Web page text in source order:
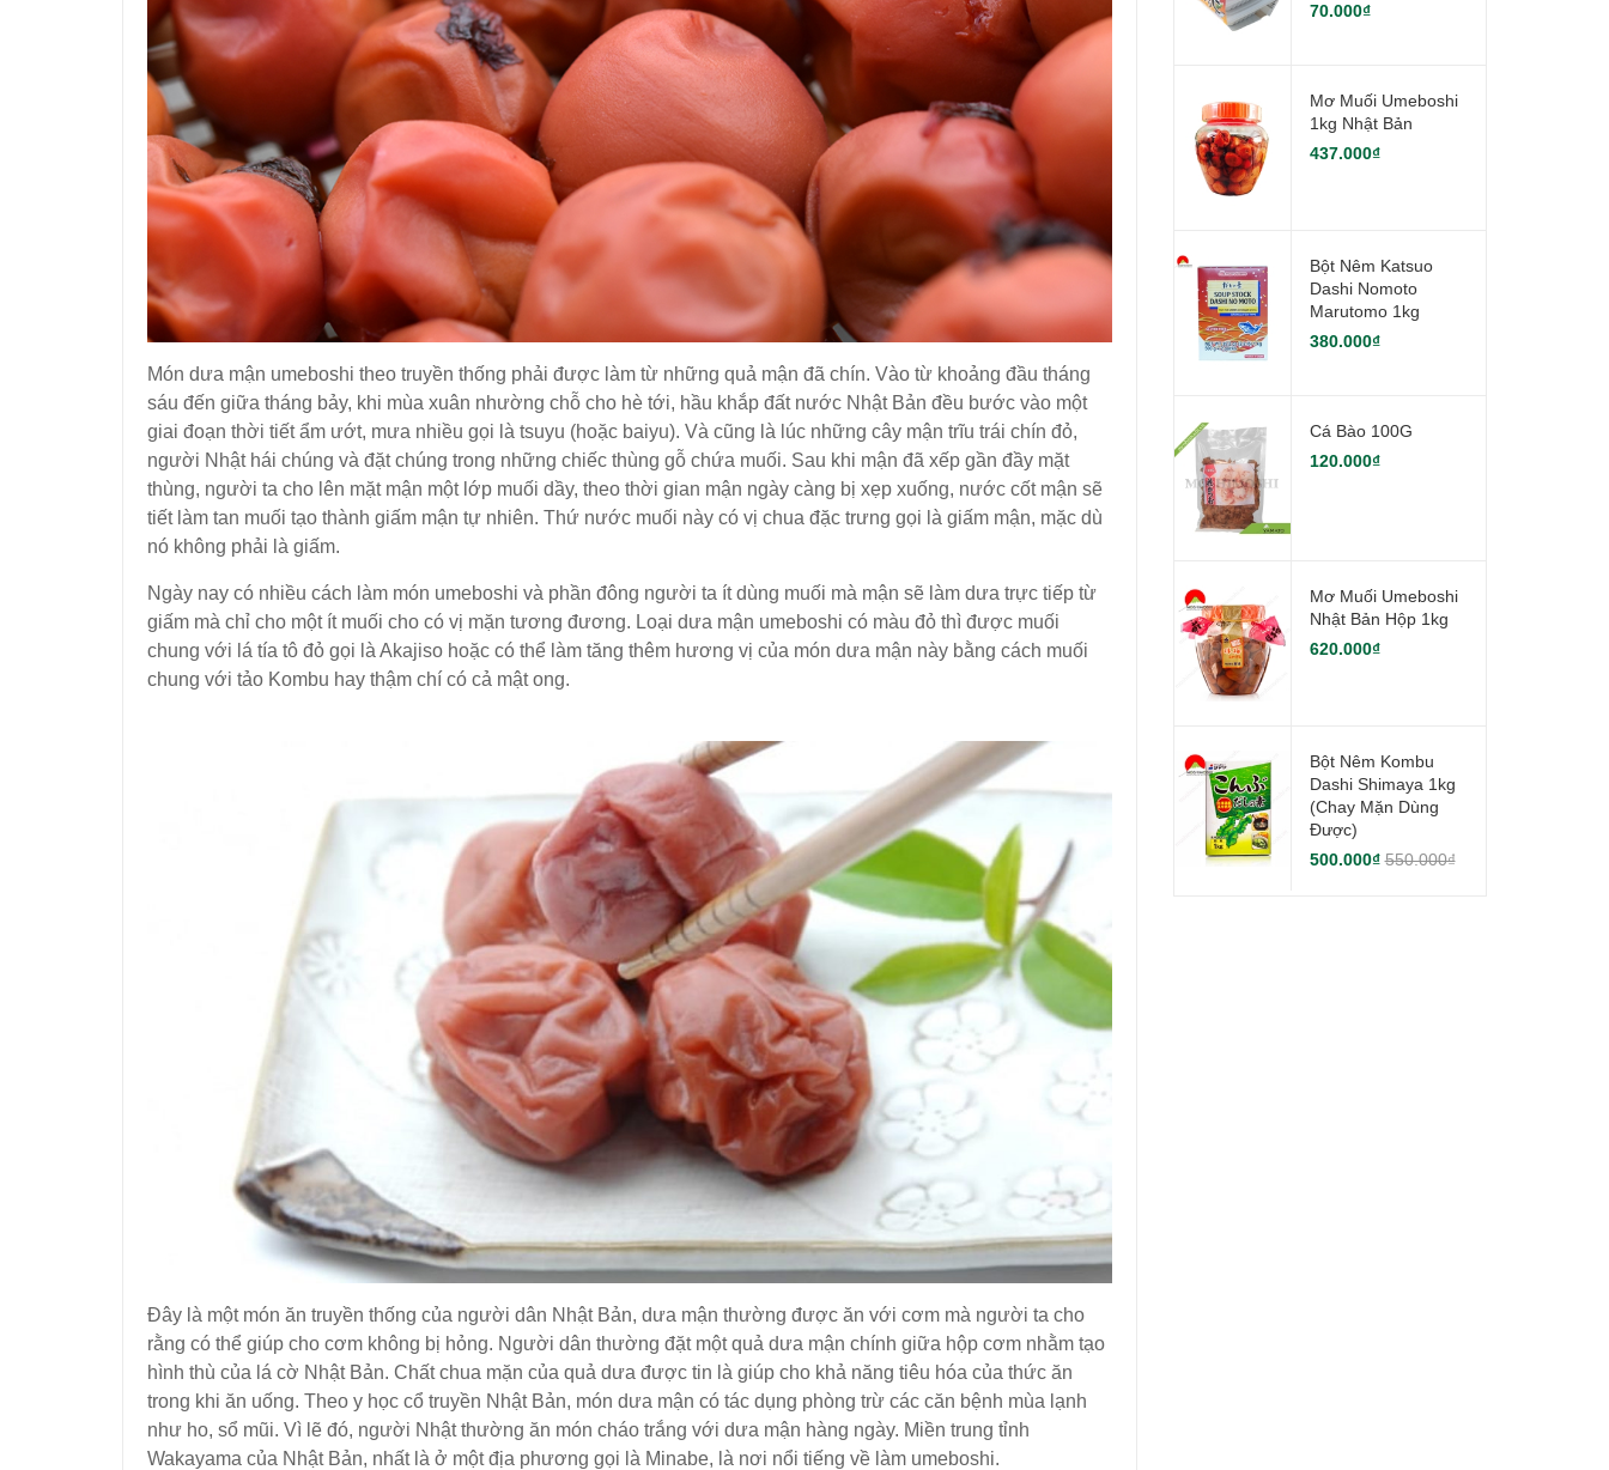
Món dưa mận umeboshi theo truyền thống phải được làm từ những quả mận đã chín. Vào từ khoảng đầu tháng
sáu đến giữa tháng bảy, khi mùa xuân nhường chỗ cho hè tới, hầu khắp đất nước Nhật Bản đều bước vào một
giai đoạn thời tiết ẩm ướt, mưa nhiều gọi là tsuyu (hoặc baiyu). Và cũng là lúc những cây mận trĩu trái chín đỏ,
người Nhật hái chúng và đặt chúng trong những chiếc thùng gỗ chứa muối. Sau khi mận đã xếp gần đầy mặt
thùng, người ta cho lên mặt mận một lớp muối dầy, theo thời gian mận ngày càng bị xẹp xuống, nước cốt mận sẽ
tiết làm tan muối tạo thành giấm mận tự nhiên. Thứ nước muối này có vị chua đặc trưng gọi là giấm mận, mặc dù
nó không phải là giấm.
Ngày nay có nhiều cách làm món umeboshi và phần đông người ta ít dùng muối mà mận sẽ làm dưa trực tiếp từ
giấm mà chỉ cho một ít muối cho có vị mặn tương đương. Loại dưa mận umeboshi có màu đỏ thì được muối
chung với lá tía tô đỏ gọi là Akajiso hoặc có thể làm tăng thêm hương vị của món dưa mận này bằng cách muối
chung với tảo Kombu hay thậm chí có cả mật ong.
Đây là một món ăn truyền thống của người dân Nhật Bản, dưa mận thường được ăn với cơm mà người ta cho
rằng có thể giúp cho cơm không bị hỏng. Người dân thường đặt một quả dưa mận chính giữa hộp cơm nhằm tạo
hình thù của lá cờ Nhật Bản. Chất chua mặn của quả dưa được tin là giúp cho khả năng tiêu hóa của thức ăn
trong khi ăn uống. Theo y học cổ truyền Nhật Bản, món dưa mận có tác dụng phòng trừ các căn bệnh mùa lạnh
như ho, sổ mũi. Vì lẽ đó, người Nhật thường ăn món cháo trắng với dưa mận hàng ngày. Miền trung tỉnh
Wakayama của Nhật Bản, nhất là ở một địa phương gọi là Minabe, là nơi nổi tiếng về làm umeboshi.
70.000₫
Mơ Muối Umeboshi
1kg Nhật Bản
437.000₫
Bột Nêm Katsuo
Dashi Nomoto
Marutomo 1kg
380.000₫
Cá Bào 100G
120.000₫
Mơ Muối Umeboshi
Nhật Bản Hộp 1kg
620.000₫
Bột Nêm Kombu
Dashi Shimaya 1kg
(chay Mặn Dùng
Được)
500.000₫550.000₫